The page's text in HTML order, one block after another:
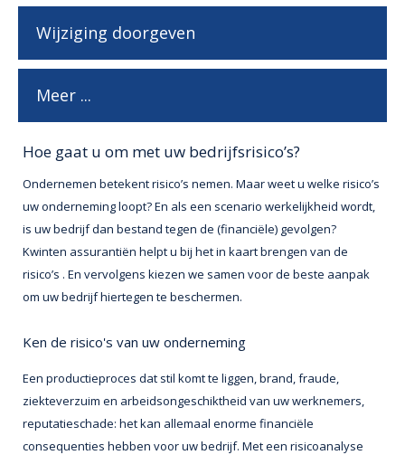
Wijziging doorgeven
Meer ...
Hoe gaat u om met uw bedrijfsrisico’s?
Ondernemen betekent risico’s nemen. Maar weet u welke risico’s
uw onderneming loopt? En als een scenario werkelijkheid wordt,
is uw bedrijf dan bestand tegen de (financiële) gevolgen?
Kwinten assurantiën helpt u bij het in kaart brengen van de
risico’s . En vervolgens kiezen we samen voor de beste aanpak
om uw bedrijf hiertegen te beschermen.
Ken de risico's van uw onderneming
Een productieproces dat stil komt te liggen, brand, fraude,
ziekteverzuim en arbeidsongeschiktheid van uw werknemers,
reputatieschade: het kan allemaal enorme financiële
consequenties hebben voor uw bedrijf. Met een risicoanalyse